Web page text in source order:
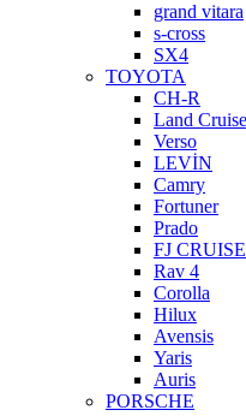
grand vitara
s-cross
SX4
TOYOTA
CH-R
Land
Verso
LEVİN
Camry
Fortuner
Prado
FJ
Rav 4
Corolla
Hilux
Avensis
Yaris
Auris
PORSCHE